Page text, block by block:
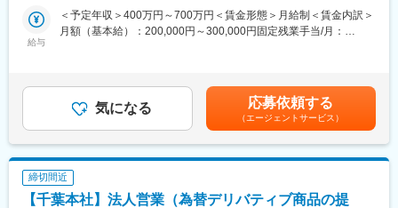
損害保険ジャパン株式会社は、国内最大級の損害保険会社とし
て、約3割の市場シェアを誇ります。創業135年以上の歴史と強固
ています。
校・官公庁を中心に、地域の皆さまへ生命保険サービスを提供し
ています！
ご担当いただきます。
・がん保険をはじめとした生命保険商品のご案内
※社用車は個別貸与で通勤利用OK。駐車場代も会社負担です。
※直行直帰にも対応しており、時間をムダなく使えます。
給与
＜予定年収＞400万円～700万円＜賃金形態＞月給制＜賃金内訳＞
月額（基本給）：200,000円～300,000円固定残業手当/月：
（実績に応じて支給）■昇給：有（年1回）■インセンティブ：毎
月支給（実績に応じて）【モデル年収】入社3年目：460万円入社
8年目：600万円入社10年目：670万円賃金はあくまでも目安の金
額であり、選考を通じて上下する可能性があります。月給(月額)は
固定手当を含めた表記です。
気になる 応募依頼する
（エージェントサービス）
締切間近
【千葉本社】法人営業（為替デリバティブ商品の提